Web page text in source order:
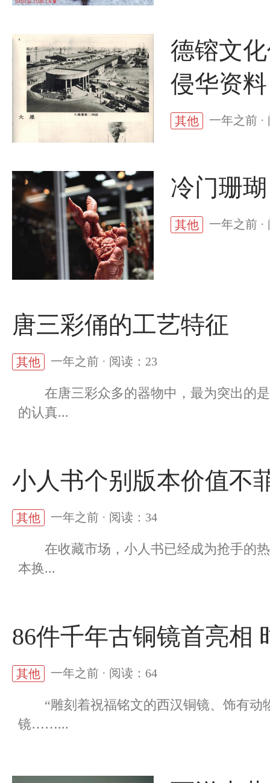
德镕文
侵华资料
其他 一年之前 ·
冷门珊瑚
其他 一年之前 ·
唐三彩俑的工艺特征
其他 一年之前 · 阅读：23
在唐三彩众多的器物中，最为突出的是
的认真...
小人书个别版本价值不
其他 一年之前 · 阅读：34
在收藏市场，小人书已经成为抢手的热
本换...
86件千年古铜镜首亮相
其他 一年之前 · 阅读：64
“雕刻着祝福铭文的西汉铜镜、饰有动
镜……...